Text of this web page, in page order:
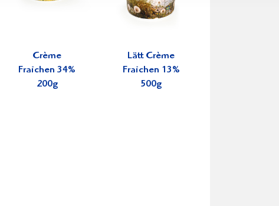
Crème
Fraichen 34%
200g
Lätt Crème
Fraichen 13%
500g